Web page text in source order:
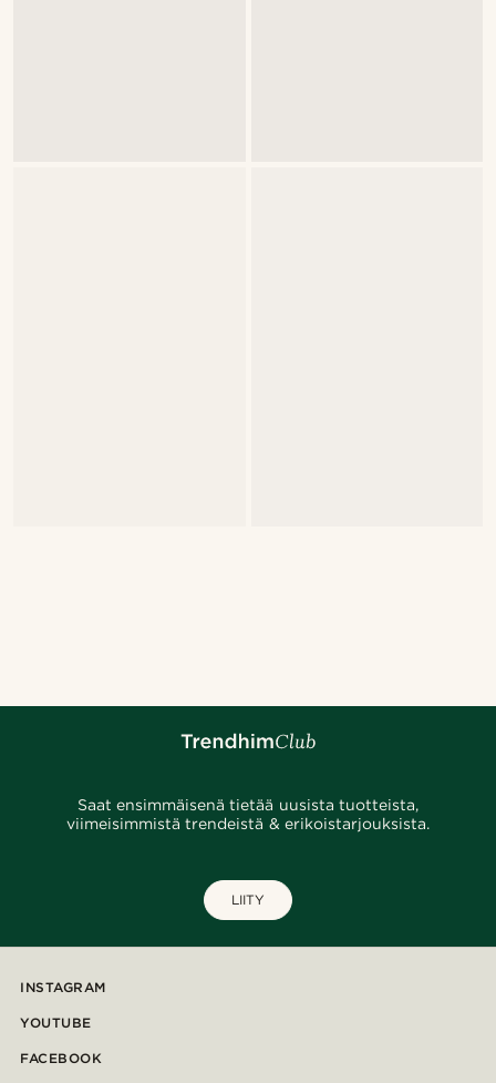
Saat ensimmäisenä tietää uusista tuotteista,
viimeisimmistä trendeistä & erikoistarjouksista.
LIITY
INSTAGRAM
YOUTUBE
FACEBOOK